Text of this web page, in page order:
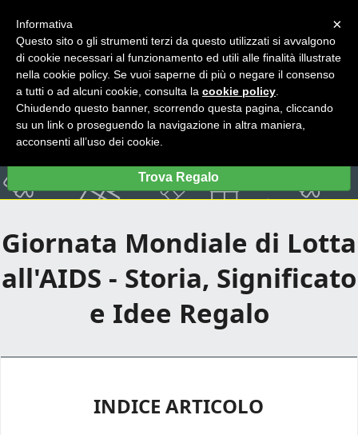
Trova Regalo
Giornata Mondiale di Lotta
all'AIDS - Storia, Significato
e Idee Regalo
INDICE ARTICOLO
×
Informativa
Questo sito o gli strumenti terzi da questo utilizzati si avvalgono
di cookie necessari al funzionamento ed utili alle finalità illustrate
nella cookie policy. Se vuoi saperne di più o negare il consenso
a tutti o ad alcuni cookie, consulta la cookie policy
Chiudendo questo banner, scorrendo questa pagina, cliccando
su un link o proseguendo la navigazione in altra maniera,
acconsenti all’uso dei cookie.